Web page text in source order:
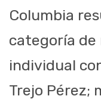
Columbia
categoría de
individual
Trejo Pérez;